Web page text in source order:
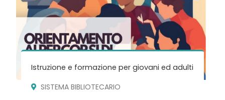
Istruzione e formazione per giovani ed adulti
SISTEMA BIBLIOTECARIO